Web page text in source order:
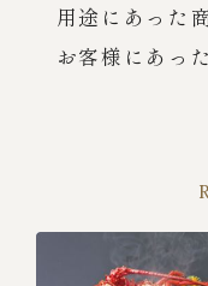
用途にあった
お客様にあっ